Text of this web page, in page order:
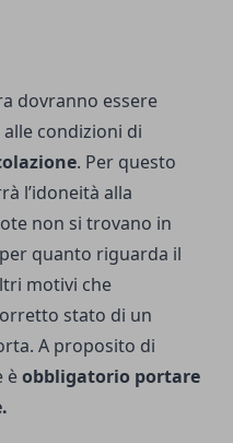
dovranno essere
condizioni di
. Per questo
l’idoneità alla
non si trovano in
quanto riguarda il
motivi che
stato di un
A proposito di
èobbligatorio portare